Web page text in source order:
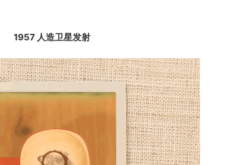
1957 人造卫星发射